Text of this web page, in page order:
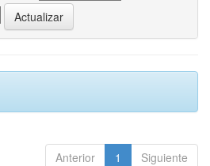
Anterior 1 Siguiente